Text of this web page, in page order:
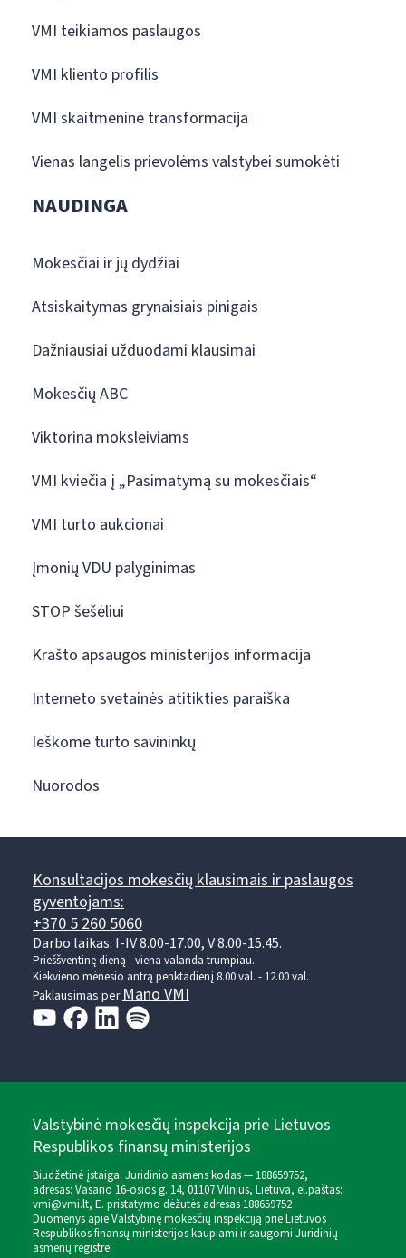
VMI teikiamos paslaugos
VMI kliento profilis
VMI skaitmeninė transformacija
Vienas langelis prievolėms valstybei sumokėti
NAUDINGA
Mokesčiai ir jų dydžiai
Atsiskaitymas grynaisiais pinigais
Dažniausiai užduodami klausimai
Mokesčių ABC
Viktorina moksleiviams
VMI kviečia į „Pasimatymą su mokesčiais“
VMI turto aukcionai
Įmonių VDU palyginimas
STOP šešėliui
Krašto apsaugos ministerijos informacija
Interneto svetainės atitikties paraiška
Ieškome turto savininkų
Nuorodos
Konsultacijos mokesčių klausimais ir paslaugos
gyventojams:
+370 5 260 5060
Darbo laikas: I-IV 8.00-17.00, V 8.00-15.45.
Prieššventinę dieną - viena valanda trumpiau.
Kiekvieno mėnesio antrą penktadienį 8.00 val. - 12.00 val.
Paklausimas perMano VMI
Valstybinė mokesčių inspekcija prie Lietuvos
Respublikos finansų ministerijos
Biudžetinė įstaiga. Juridinio asmens kodas — 188659752,
adresas: Vasario 16-osios g. 14, 01107 Vilnius, Lietuva, el.paštas:
vmi@vmi.lt, E. pristatymo dėžutės adresas 188659752
Duomenys apie Valstybinę mokesčių inspekciją prie Lietuvos
Respublikos finansų ministerijos kaupiami ir saugomi Juridinių
asmenų registre